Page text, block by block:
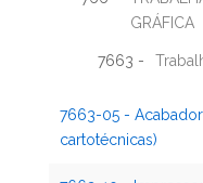
GRÁFICA
7663 -
7663-05 -
cartotécnicas)